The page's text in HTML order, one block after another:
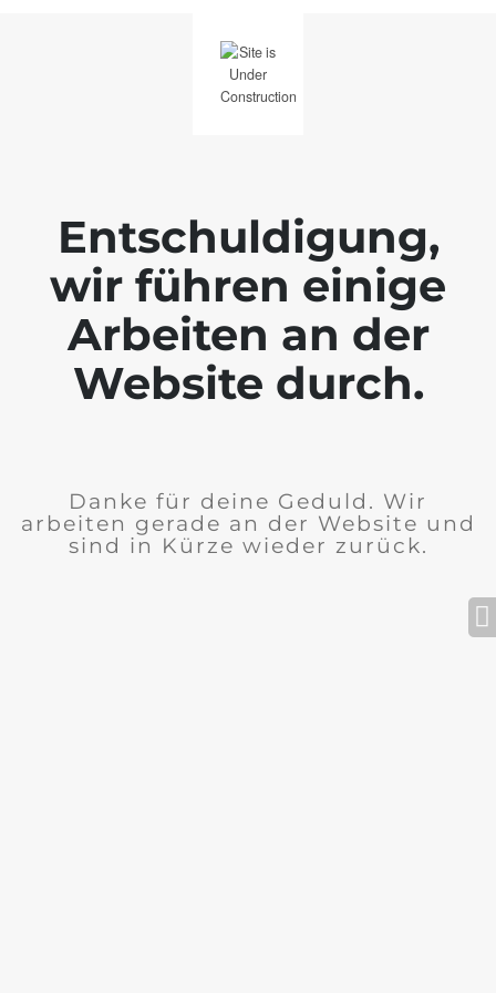
Entschuldigung,
wir führen einige
Arbeiten an der
Website durch.
Danke für deine Geduld. Wir
arbeiten gerade an der Website und
sind in Kürze wieder zurück.